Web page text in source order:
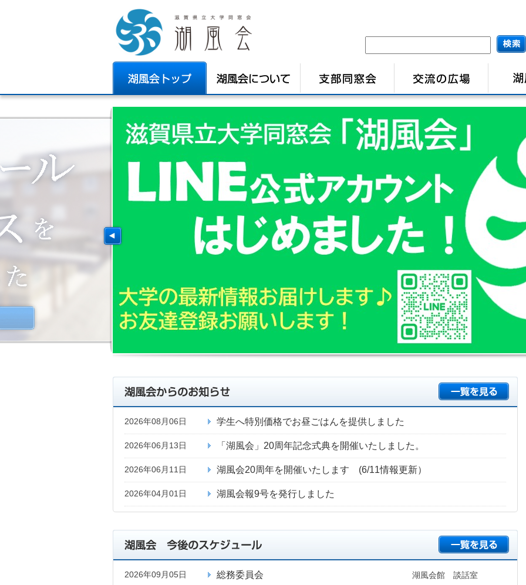
2026年08月06日 学生へ特別価格でお昼ごはんを提供しました
2026年06月13日 「湖風会」20周年記念式典を開催いたしました。
2026年06月11日 湖風会20周年を開催いたします (6/11情報更新）
2026年04月01日 湖風会報9号を発行しました
2026年09月05日 総務委員会 湖風会館 談話室